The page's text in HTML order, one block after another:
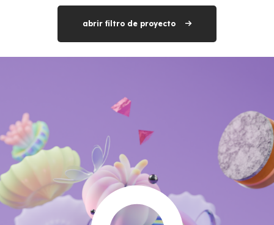
abrir filtro de proyecto